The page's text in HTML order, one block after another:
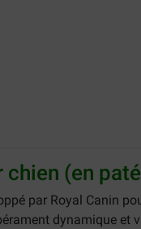
chien (en
par Royal Canin
dynamique et